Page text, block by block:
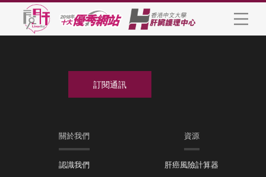
關於我們
認識我們
資源
肝癌風險計算器